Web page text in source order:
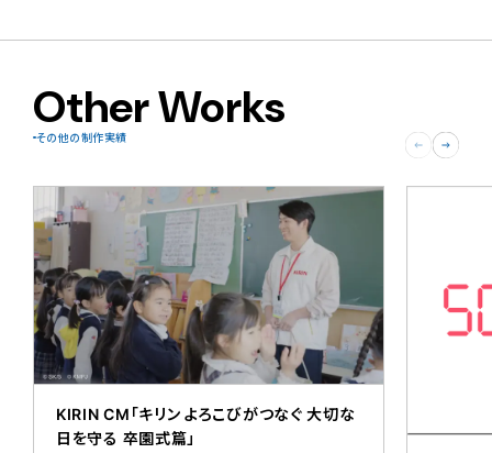
Other Works
その他の制作実績
KIRIN CM「キリン よろこびがつなぐ 大切な
日を守る 卒園式篇」